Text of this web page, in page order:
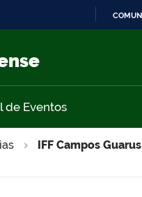
de Eventos
IFF Campos